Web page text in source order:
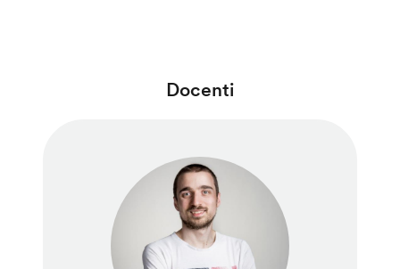
Docenti